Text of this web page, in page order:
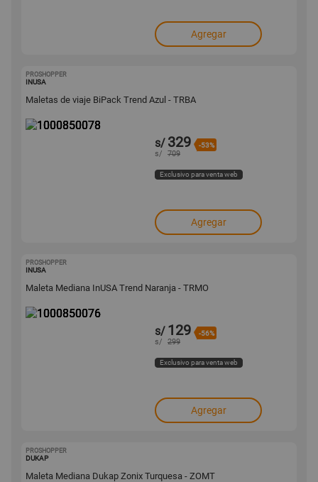
Agregar
PROSHOPPER
INUSA
Maletas de viaje BiPack Trend Azul - TRBA
s/ 329 -53%
s/ 709
Exclusivo para venta web
Agregar
PROSHOPPER
INUSA
Maleta Mediana InUSA Trend Naranja - TRMO
s/ 129 -56%
s/ 299
Exclusivo para venta web
Agregar
PROSHOPPER
DUKAP
Maleta Mediana Dukap Zonix Turquesa - ZOMT